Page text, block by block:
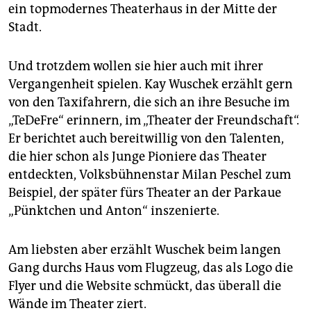
ein topmodernes Theaterhaus in der Mitte der
Stadt.
Und trotzdem wollen sie hier auch mit ihrer
Vergangenheit spielen. Kay Wuschek erzählt gern
von den Taxifahrern, die sich an ihre Besuche im
„TeDeFre“ erinnern, im „Theater der Freundschaft“.
Er berichtet auch bereitwillig von den Talenten,
die hier schon als Junge Pioniere das Theater
entdeckten, Volksbühnenstar Milan Peschel zum
Beispiel, der später fürs Theater an der Parkaue
„Pünktchen und Anton“ inszenierte.
Am liebsten aber erzählt Wuschek beim langen
Gang durchs Haus vom Flugzeug, das als Logo die
Flyer und die Website schmückt, das überall die
Wände im Theater ziert.